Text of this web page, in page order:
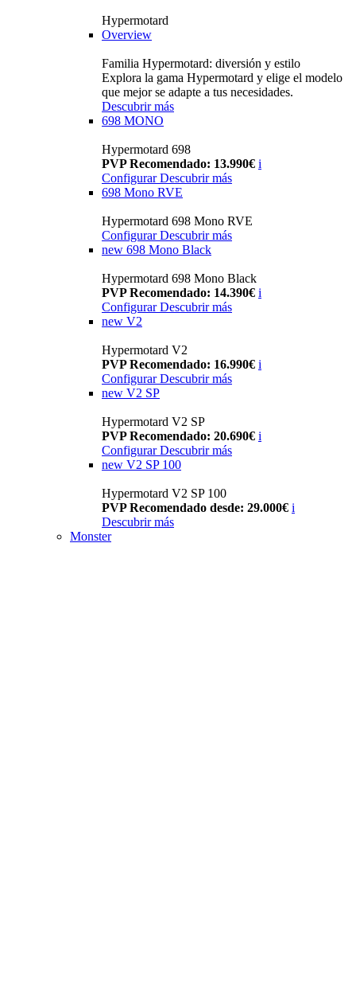
Hypermotard
Overview
Familia Hypermotard: diversión y estilo
Explora la gama Hypermotard y elige el modelo
que mejor se adapte a tus necesidades.
Descubrir más
698 MONO
Hypermotard 698
PVP Recomendado: 13.990€ i
ConfigurarDescubrir más
698 Mono RVE
Hypermotard 698 Mono RVE
Configurar Descubrir más
new 698 Mono Black
Hypermotard 698 Mono Black
PVP Recomendado: 14.390€ i
Configurar Descubrir más
new V2
Hypermotard V2
PVP Recomendado: 16.990€ i
Configurar Descubrir más
new V2 SP
Hypermotard V2 SP
PVP Recomendado: 20.690€ i
Configurar Descubrir más
new V2 SP 100
Hypermotard V2 SP 100
PVP Recomendado desde: 29.000€ i
Descubrir más
Monster